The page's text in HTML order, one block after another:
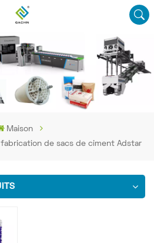
Maison
de sacs de ciment Adstar